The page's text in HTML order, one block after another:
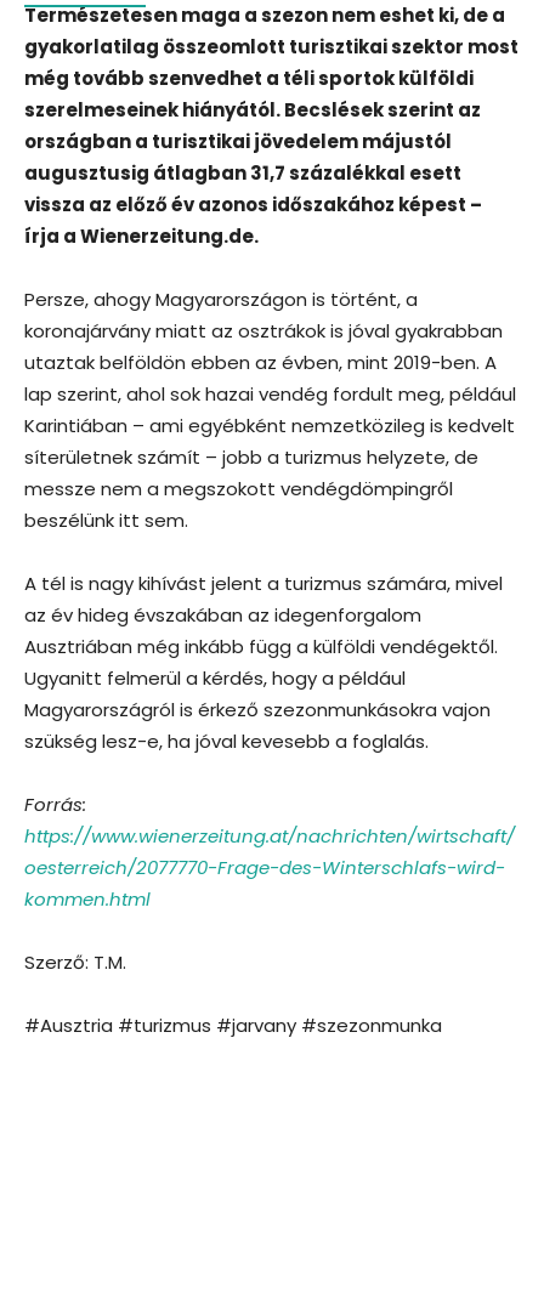
Természetesen maga a szezon nem eshet ki, de a
gyakorlatilag összeomlott turisztikai szektor most
még tovább szenvedhet a téli sportok külföldi
szerelmeseinek hiányától. Becslések szerint az
országban a turisztikai jövedelem májustól
augusztusig átlagban 31,7 százalékkal esett
vissza az előző év azonos időszakához képest –
írja a Wienerzeitung.de.
Persze, ahogy Magyarországon is történt, a
koronajárvány miatt az osztrákok is jóval gyakrabban
utaztak belföldön ebben az évben, mint 2019-ben. A
lap szerint, ahol sok hazai vendég fordult meg, például
Karintiában – ami egyébként nemzetközileg is kedvelt
síterületnek számít – jobb a turizmus helyzete, de
messze nem a megszokott vendégdömpingről
beszélünk itt sem.
A tél is nagy kihívást jelent a turizmus számára, mivel
az év hideg évszakában az idegenforgalom
Ausztriában még inkább függ a külföldi vendégektől.
Ugyanitt felmerül a kérdés, hogy a például
Magyarországról is érkező szezonmunkásokra vajon
szükség lesz-e, ha jóval kevesebb a foglalás.
Forrás:
https://www.wienerzeitung.at/nachrichten/wirtschaft/
oesterreich/2077770-Frage-des-Winterschlafs-wird-
kommen.html
Szerző: T.M.
#Ausztria #turizmus #jarvany #szezonmunka